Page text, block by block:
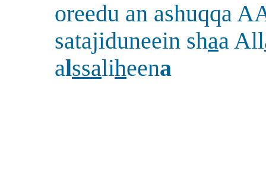
oreedu an ashuqqa
satajiduneein shaa All
alssaliheena